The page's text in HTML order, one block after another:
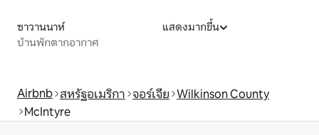
ซาวานนาห์
บ้านพักตากอากาศ
แสดงมากขึ้น
Airbnb สหรัฐอเมริกา จอร์เจีย Wilkinson County
McIntyre